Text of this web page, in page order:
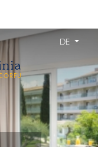
DE